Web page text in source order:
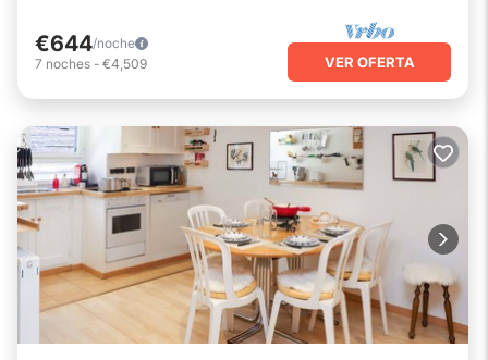
€644/noche
7 noches - €4,509 VER OFERTA